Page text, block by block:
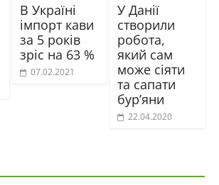
В Україні
імпорт кави
за 5 років
зріс на 63 %
07.02.2021
У Данії
створили
робота,
який сам
може сіяти
та сапати
бур’яни
22.04.2020